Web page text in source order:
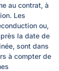
au contrat, à
Les
ou,
la date de
sont dans
à compter de